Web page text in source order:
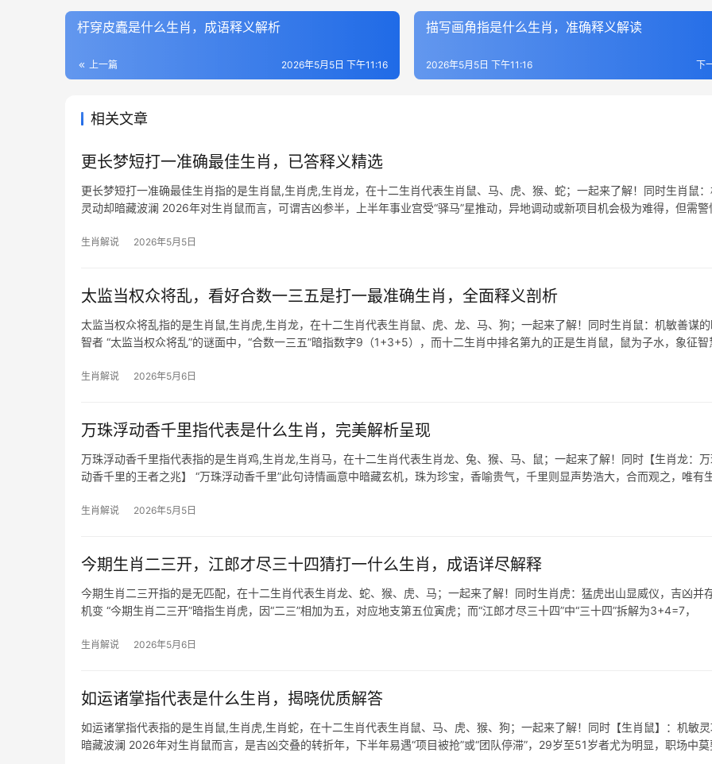
杅穿皮蠹是什么生肖，成语释义解析
上一篇 2026年5月5日 下午11:16
描写画角指是什么生肖，准确释义解读
下
2026年5月5日 下午11:16
相关文章
更长梦短打一准确最佳生肖，已答释义精选
更长梦短打一准确最佳生肖指的是生肖鼠,生肖虎,生肖龙，在十二生肖代表生肖鼠、马、虎、猴、蛇；一起来了解！同时生肖鼠
灵动却暗藏波澜 2026年对生肖鼠而言，可谓吉凶参半，上半年事业宫受“驿马”星推动，异地调动或新项目机会极为难得，但需警
生肖解说 2026年5月5日
太监当权众将乱，看好合数一三五是打一最准确生肖，全面释义剖析
太监当权众将乱指的是生肖鼠,生肖虎,生肖龙，在十二生肖代表生肖鼠、虎、龙、马、狗；一起来了解！同时生肖鼠：机敏善谋
智者 “太监当权众将乱”的谜面中，“合数一三五”暗指数字9（1+3+5），而十二生肖中排名第九的正是生肖鼠，鼠为子水，象征智
生肖解说 2026年5月6日
万珠浮动香千里指代表是什么生肖，完美解析呈现
万珠浮动香千里指代表指的是生肖鸡,生肖龙,生肖马，在十二生肖代表生肖龙、兔、猴、马、鼠；一起来了解！同时【生肖龙：
动香千里的王者之兆】 “万珠浮动香千里”此句诗情画意中暗藏玄机，珠为珍宝，香喻贵气，千里则显声势浩大，合而观之，唯有
生肖解说 2026年5月5日
今期生肖二三开，江郎才尽三十四猜打一什么生肖，成语详尽解释
今期生肖二三开指的是无匹配，在十二生肖代表生肖龙、蛇、猴、虎、马；一起来了解！同时生肖虎：猛虎出山显威仪，吉凶并
机变 “今期生肖二三开”暗指生肖虎，因“二三”相加为五，对应地支第五位寅虎；而“江郎才尽三十四”中“三十四”拆解为3+4=7，
生肖解说 2026年5月6日
如运诸掌指代表是什么生肖，揭晓优质解答
如运诸掌指代表指的是生肖鼠,生肖虎,生肖蛇，在十二生肖代表生肖鼠、马、虎、猴、狗；一起来了解！同时【生肖鼠】：机敏
暗藏波澜 2026年对生肖鼠而言，是吉凶交叠的转折年，下半年易遇“项目被抢”或“团队停滞”，29岁至51岁者尤为明显，职场中莫